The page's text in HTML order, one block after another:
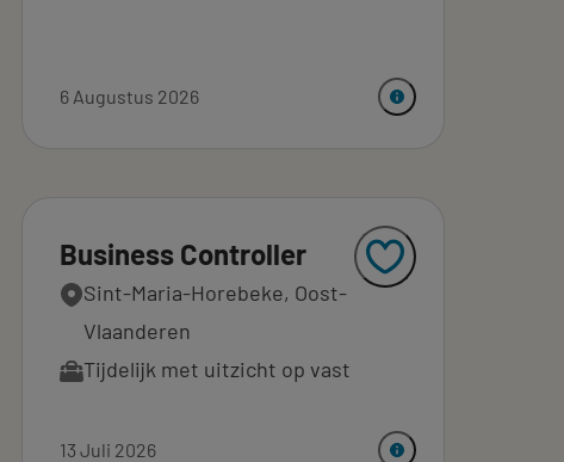
6 Augustus 2026
Business Controller
Sint-Maria-Horebeke, Oost-
Vlaanderen
Tijdelijk met uitzicht op vast
13 Juli 2026